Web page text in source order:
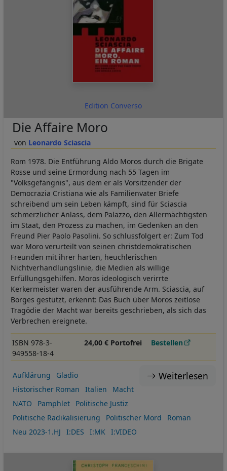
Edition Converso
Leonardo Sciascia
Die Affaire Moro
Rom 1978. Die Entführung Aldo Moros durch die Brigate
Rosse und seine Ermordung nach 55 Tagen im
"Volksgefängnis", aus dem er als Vorsitzender der
Democrazia Cristiana wie als Familienvater Briefe
schreibend um sein Leben kämpft, sind für Sciascia
schmerzlicher Anlass, dem Palazzo, den Allermächtigsten
im Staat, den Prozess zu machen, im Gedenken an den
Freund Pier Paolo Pasolini. So schlussfolgert er: Zum Tod
war Moro verurteilt von seinen christdemokratischen
Freunden mit ihrer harten, heuchlerischen
Nichtverhandlungslinie, die Medien als willige
Erfüllungsgehilfen. Moros ideologisch verirrte
Kerkermeister waren der ausführende Arm. Sciascia, auf
Borges gestützt, erkennt: Das Buch über Moros zeitlose
Tragödie der Macht war bereits geschrieben, als sich das
Verbrechen ereignete.
ISBN 978-3-
949558-18-4
24,00 € Portofrei Bestellen
Weiterlesen
Aufklärung
Gladio
Historischer Roman
Italien
Macht
NATO
Pamphlet
Politische Justiz
Politische Radikalisierung
Politischer Mord
Roman
Neu 2023-1.HJ
I:DES I:MK I:VIDEO